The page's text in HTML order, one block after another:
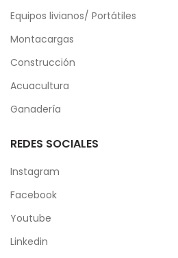
Equipos livianos/ Portátiles
Montacargas
Construcción
Acuacultura
Ganadería
REDES SOCIALES
Instagram
Facebook
Youtube
Linkedin